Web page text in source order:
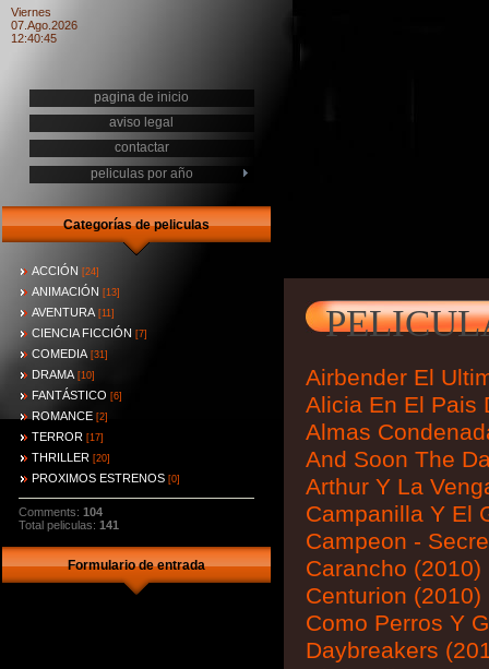
Viernes
07.Ago.2026
12:40:45
pagina de inicio
aviso legal
contactar
peliculas por año
Categorías de peliculas
ACCIÓN [24]
ANIMACIÓN [13]
AVENTURA [11]
CIENCIA FICCIÓN [7]
COMEDIA [31]
DRAMA [10]
FANTÁSTICO [6]
ROMANCE [2]
TERROR [17]
THRILLER [20]
PROXIMOS ESTRENOS [0]
Comments: 104
Total peliculas: 141
Formulario de entrada
Airbender El
Alicia En El Pais
Almas
And Soon The
Arthur Y La
Campanilla Y El
Campeon -
Carancho (2010)
Centurion (2010)
Como Perros Y
Daybreakers